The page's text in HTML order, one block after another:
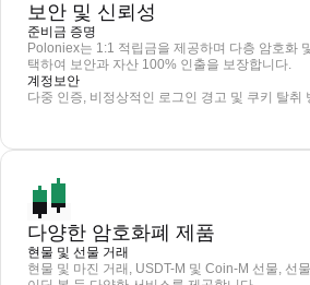
보안 및 신뢰성
준비금 증명
Poloniex는 1:1 적립금을 제공하며 다층 암호화
택하여 보안과 자산 100% 인출을 보장합니다.
계정보안
다중 인증, 비정상적인 로그인 경고 및 쿠키 탈취
다양한 암호화폐 제품
현물 및 선물 거래
현물 및 마진 거래, USDT-M 및 Coin-M 선물, 선